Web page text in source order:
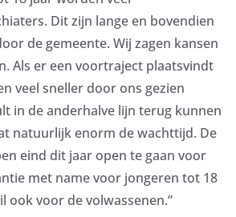
Dit zijn lange en bovendien
de gemeente. Wij zagen kansen
Als er een voortraject plaatsvindt
veel sneller door ons gezien
in de anderhalve lijn terug kunnen
natuurlijk enorm de wachttijd. De
eind dit jaar open te gaan voor
met name voor jongeren tot 18
voor de volwassenen.”